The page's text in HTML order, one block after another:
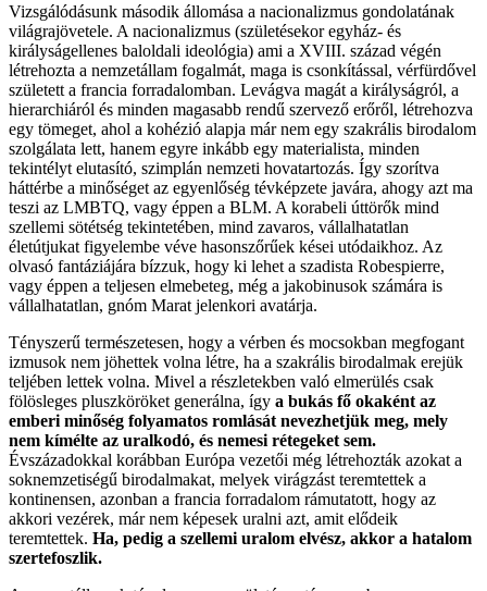
Vizsgálódásunk második állomása a nacionalizmus gondolatának
világrajövetele. A nacionalizmus (születésekor egyház- és
királyságellenes baloldali ideológia) ami a XVIII. század végén
létrehozta a nemzetállam fogalmát, maga is csonkítással, vérfürdővel
született a francia forradalomban. Levágva magát a királyságról, a
hierarchiáról és minden magasabb rendű szervező erőről, létrehozva
egy tömeget, ahol a kohézió alapja már nem egy szakrális birodalom
szolgálata lett, hanem egyre inkább egy materialista, minden
tekintélyt elutasító, szimplán nemzeti hovatartozás. Így szorítva
háttérbe a minőséget az egyenlőség tévképzete javára, ahogy azt ma
teszi az LMBTQ, vagy éppen a BLM. A korabeli úttörők mind
szellemi sötétség tekintetében, mind zavaros, vállalhatatlan
életútjukat figyelembe véve hasonszőrűek kései utódaikhoz. Az
olvasó fantáziájára bízzuk, hogy ki lehet a szadista Robespierre,
vagy éppen a teljesen elmebeteg, még a jakobinusok számára is
vállalhatatlan, gnóm Marat jelenkori avatárja.
Tényszerű természetesen, hogy a vérben és mocsokban megfogant
izmusok nem jöhettek volna létre, ha a szakrális birodalmak erejük
teljében lettek volna. Mivel a részletekben való elmerülés csak
fölösleges pluszköröket generálna, így a bukás fő okaként az
emberi minőség folyamatos romlását nevezhetjük meg, mely
nem kímélte az uralkodó, és nemesi rétegeket sem.
Évszázadokkal korábban Európa vezetői még létrehozták azokat a
soknemzetiségű birodalmakat, melyek virágzást teremtettek a
kontinensen, azonban a francia forradalom rámutatott, hogy az
akkori vezérek, már nem képesek uralni azt, amit elődeik
teremtettek. Ha, pedig a szellemi uralom elvész, akkor a hatalom
szertefoszlik.